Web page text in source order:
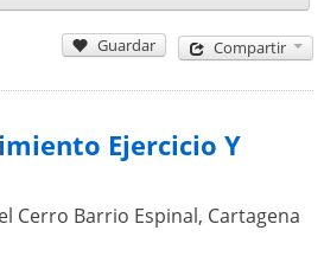
Guardar Compartir
Ejercicio Y
Cerro Barrio Espinal, Cartagena